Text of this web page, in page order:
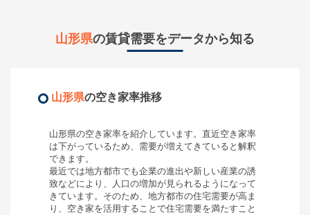
山形県の賃貸需要をデータから知る
山形県の空き家率推移
山形県の空き家率を紹介しています。直近空き家率
は下がっているため、需要が増えてきている と解釈
できます。
最近では地方都市でも企業の進出や新しい産業の誘
致などにより、人口の増加が見られるようになって
きています。そのため、地方都市の住宅需要が高ま
り、空き家を活用することで住宅需要を満たすこと